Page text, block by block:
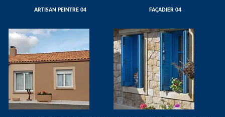
ARTISAN PEINTRE 04 FAÇADIER 04